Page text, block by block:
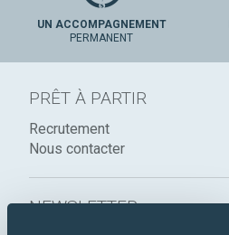
UN ACCOMPAGNEMENT
PERMANENT
PRÊT À PARTIR
Recrutement
Nous contacter
NEWSLETTER :